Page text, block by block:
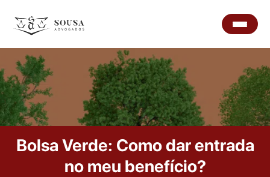
Bolsa Verde: Como dar entrada
no meu benefício?